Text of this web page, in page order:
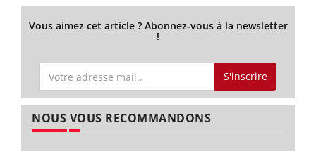
Vous aimez cet article ? Abonnez-vous à la newsletter
!
S'inscrire
NOUS VOUS RECOMMANDONS